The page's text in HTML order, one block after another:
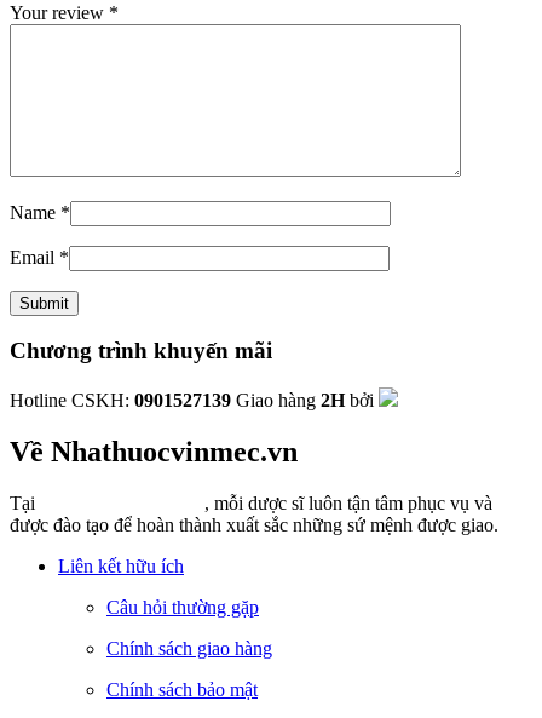
Your review *
Name *
Email *
Chương trình khuyến mãi
Hotline CSKH: 0901527139 Giao hàng 2Hbởi
Về Nhathuocvinmec.vn
Tại
, mỗi dược sĩ luôn tận tâm phục vụ và
được đào tạo để hoàn thành xuất sắc những sứ mệnh được giao.
Liên kết hữu ích
Câu hỏi thường gặp
Chính sách giao hàng
Chính sách bảo mật